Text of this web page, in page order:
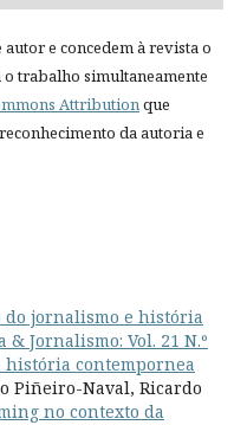
e concedem à revista o
trabalho simultaneamente
Attributionque
da autoria e
do jornalismo e história
& Jornalismo: Vol. 21 N.º
história contempornea
Piñeiro-Naval, Ricardo
no contexto da